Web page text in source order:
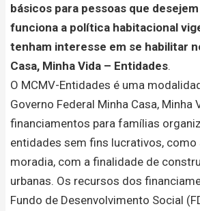
básicos para pessoas que
funciona a política habitacional
tenham interesse em se habilitar
Casa, Minha Vida – Entidades.
O MCMV-Entidades é uma
Governo Federal Minha Casa, Minha
financiamentos para famílias
entidades sem fins lucrativos,
moradia, com a finalidade de
urbanas. Os recursos dos
Fundo de Desenvolvimento Social